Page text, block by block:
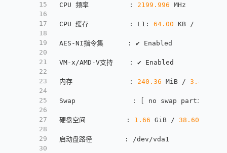
15
16
17
18
19
20
21
22
23
24
25
26
27
28
29
30
CPU 频率 : 2199.996 MHz
CPU 缓存 : L1 : 64.00 KB / L2
AES-NI指令集 : ✔ Enabled
VM-x/AMD-V支持 : ✔ Enabled
内存 : 240.36 MiB / 3.83
Swap : [ no swap partition
硬盘空间 : 1.66 GiB / 38.60
启动盘路径 : /dev/vda1